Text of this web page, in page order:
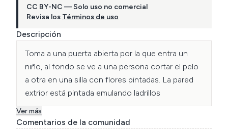
CC BY-NC — Solo uso no comercial
Revisa los Términos de uso
Descripción
Toma a una puerta abierta por la que entra un
niño, al fondo se ve a una persona cortar el pelo
a otra en una silla con flores pintadas. La pared
Ver más
Comentarios de la comunidad